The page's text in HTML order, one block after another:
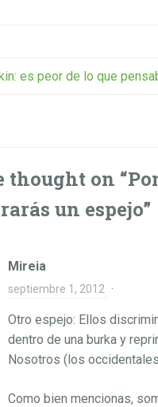
navigation
es peor de lo que
thought on “
un espejo”
Mireia
septiembre 1, 2012 ·
Otro espejo: Ellos
dentro de una burka y
Nosotros (los
Como bien mencionas,